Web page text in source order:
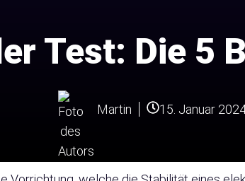
Test: Die 5
Martin 15. Januar